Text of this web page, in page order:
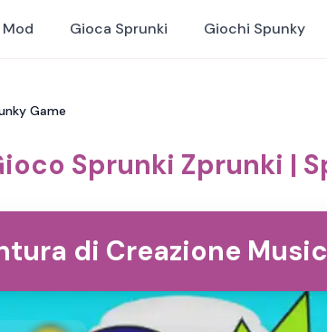
Gioca Sprunki Giochi Spunky
Game
Sprunki Zprunki |
di Creazione